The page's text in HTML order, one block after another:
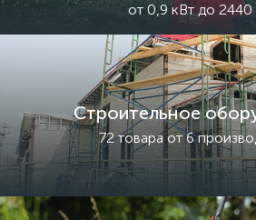
от 0,9 кВт до 2440
Строительное
72 товара от 6